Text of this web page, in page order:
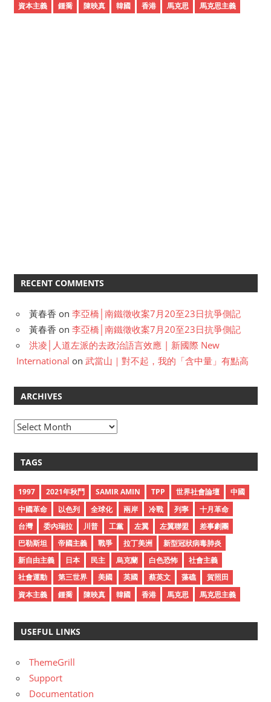
資本主義
鍾喬 陳映真 韓國 香港 馬克思 馬克思主義
RECENT COMMENTS
黃春香 on 李亞橋│南鐵徵收案7月20至23日抗爭側記
黃春香 on 李亞橋│南鐵徵收案7月20至23日抗爭側記
洪凌│人道左派的去政治語言效應 | 新國際 New
International on 武當山｜對不起，我的「含中量」有點高
ARCHIVES
A
h
v
e
s
TAGS
1997 2021年秋鬥 SAMIR AMIN TPP 世界社會論壇
中國
中國革命
以色列 全球化 兩岸 冷戰 列寧
十月革命
台灣
委內瑞拉 川普 工黨 左翼 左翼聯盟
差事劇團
巴勒斯坦
帝國主義 戰爭 拉丁美洲
新型冠狀病毒肺炎
新自由主義
日本 民主 烏克蘭 白色恐怖
社會主義
社會運動
第三世界 美國 英國 蔡英文 藻礁
賀照田
資本主義
鍾喬 陳映真 韓國 香港 馬克思 馬克思主義
USEFUL LINKS
ThemeGrill
Support
Documentation